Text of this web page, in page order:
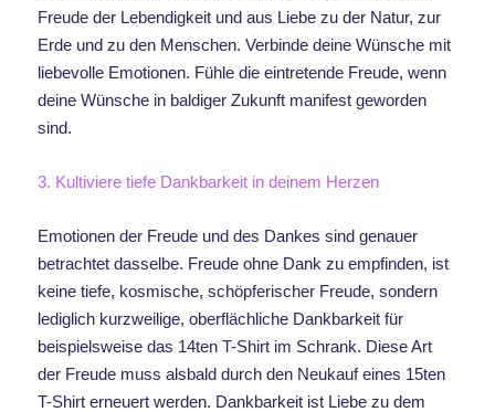
Freude der Lebendigkeit und aus Liebe zu der Natur, zur
Erde und zu den Menschen. Verbinde deine Wünsche mit
liebevolle Emotionen. Fühle die eintretende Freude, wenn
deine Wünsche in baldiger Zukunft manifest geworden
sind.
3. Kultiviere tiefe Dankbarkeit in deinem Herzen
Emotionen der Freude und des Dankes sind genauer
betrachtet dasselbe. Freude ohne Dank zu empfinden, ist
keine tiefe, kosmische, schöpferischer Freude, sondern
lediglich kurzweilige, oberflächliche Dankbarkeit für
beispielsweise das 14ten T-Shirt im Schrank. Diese Art
der Freude muss alsbald durch den Neukauf eines 15ten
T-Shirt erneuert werden. Dankbarkeit ist Liebe zu dem